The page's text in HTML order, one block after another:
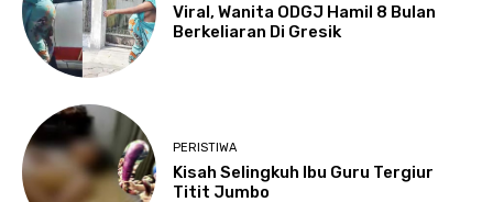
Viral, Wanita ODGJ Hamil 8 Bulan
Berkeliaran Di Gresik
PERISTIWA
Kisah Selingkuh Ibu Guru Tergiur
Titit Jumbo